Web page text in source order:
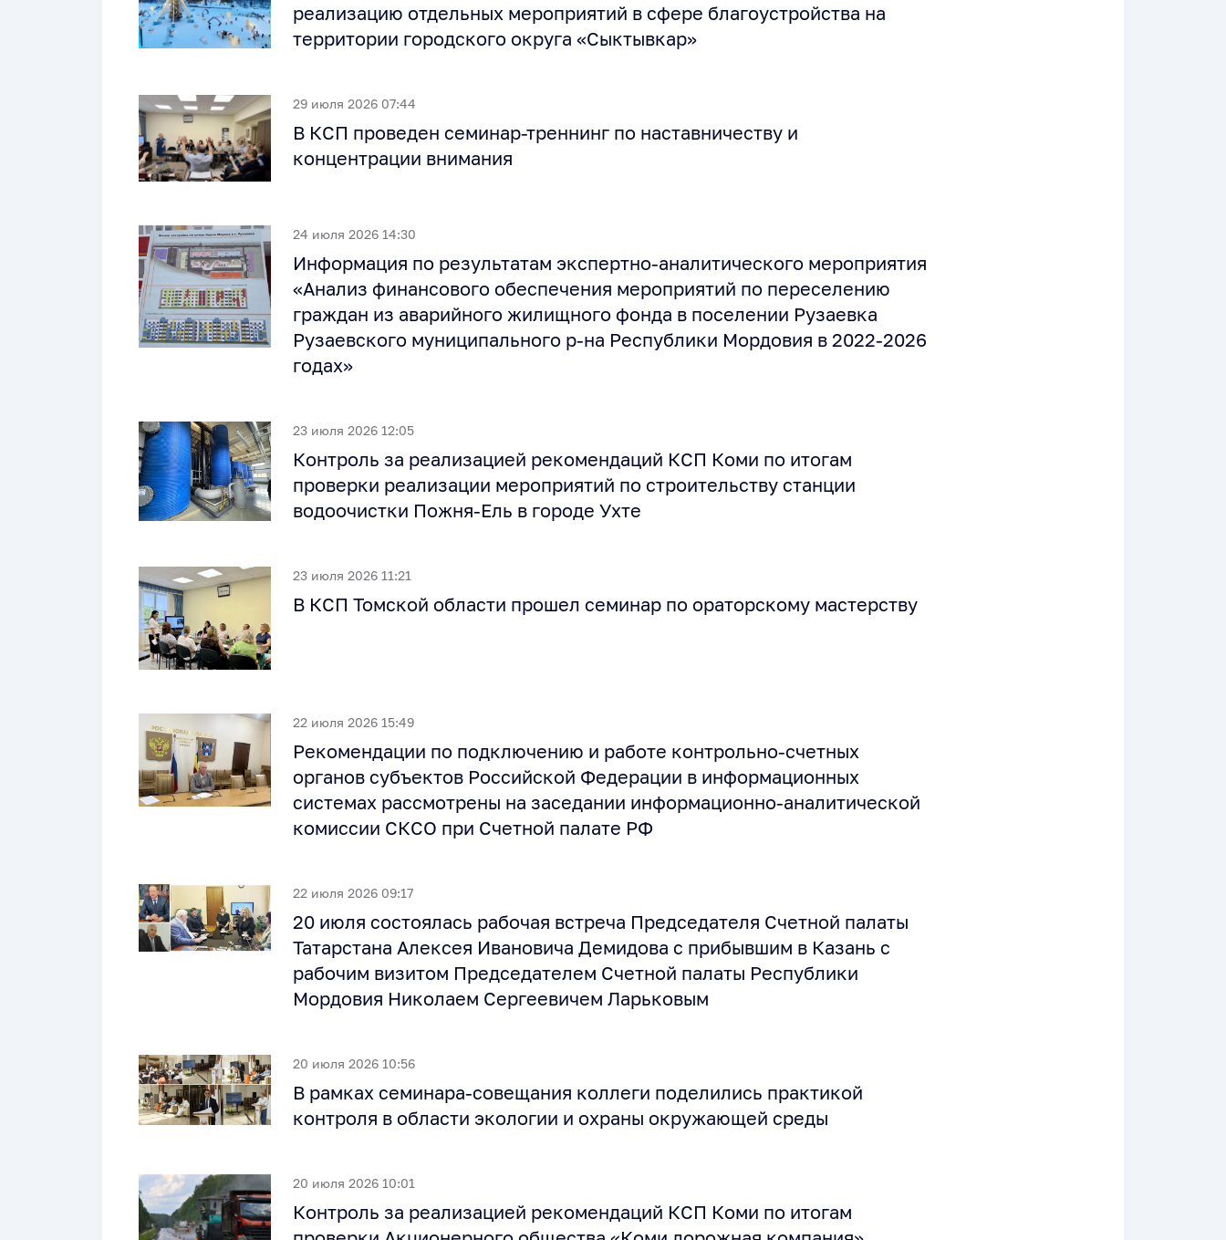
реализацию отдельных мероприятий в сфере благоустройства на
территории городского округа «Сыктывкар»
29 июля 2026 07:44
В КСП проведен семинар-треннинг по наставничеству и
концентрации внимания
24 июля 2026 14:30
Информация по результатам экспертно-аналитического мероприятия
«Анализ финансового обеспечения мероприятий по переселению
граждан из аварийного жилищного фонда в поселении Рузаевка
Рузаевского муниципального р-на Республики Мордовия в 2022-2026
годах»
23 июля 2026 12:05
Контроль за реализацией рекомендаций КСП Коми по итогам
проверки реализации мероприятий по строительству станции
водоочистки Пожня-Ель в городе Ухте
23 июля 2026 11:21
В КСП Томской области прошел семинар по ораторскому мастерству
22 июля 2026 15:49
Рекомендации по подключению и работе контрольно-счетных
органов субъектов Российской Федерации в информационных
системах рассмотрены на заседании информационно-аналитической
комиссии СКСО при Счетной палате РФ
22 июля 2026 09:17
20 июля состоялась рабочая встреча Председателя Счетной палаты
Татарстана Алексея Ивановича Демидова с прибывшим в Казань с
рабочим визитом Председателем Счетной палаты Республики
Мордовия Николаем Сергеевичем Ларьковым
20 июля 2026 10:56
В рамках семинара-совещания коллеги поделились практикой
контроля в области экологии и охраны окружающей среды
20 июля 2026 10:01
Контроль за реализацией рекомендаций КСП Коми по итогам